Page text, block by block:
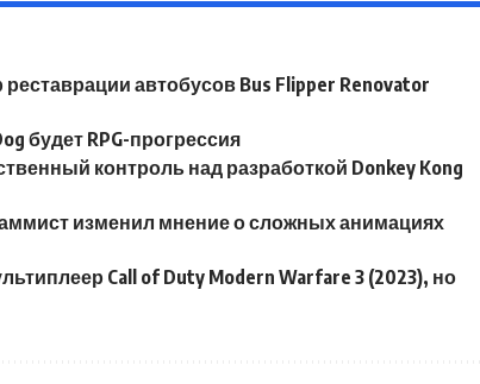
автобусов Bus Flipper Renovator
будет RPG-прогрессия
контроль над разработкой Donkey Kong
изменил мнение о сложных анимациях
Call of Duty Modern Warfare 3 (2023), но